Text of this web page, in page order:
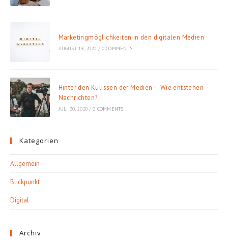
Marketingmöglichkeiten in den digitalen Medien
AUGUST 19, 2020 / 0 COMMENTS
Hinter den Kulissen der Medien – Wie entstehen
Nachrichten?
JULI 30, 2020 / 0 COMMENTS
Kategorien
Allgemein
Blickpunkt
Digital
Archiv